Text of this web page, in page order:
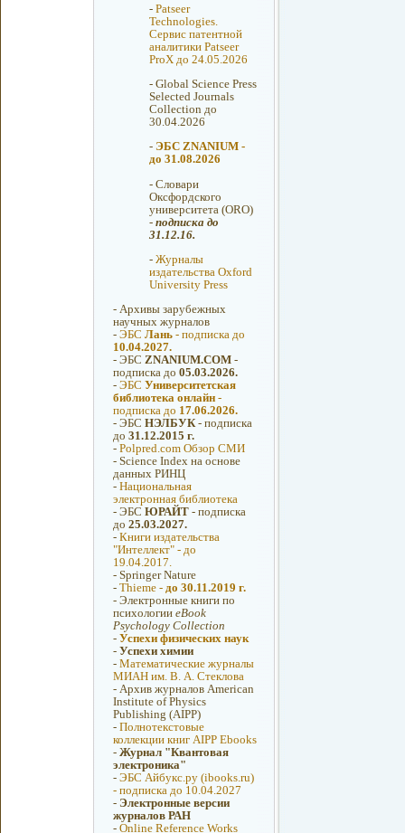
- Patseer
Technologies.
Сервис патентной
аналитики Patseer
ProX до 24.05.2026
- Global Science Press
Selected Journals
Collection до
30.04.2026
- ЭБС ZNANIUM -
до 31.08.2026
- Словари
Оксфордcкого
университета (ORO)
- подписка до
31.12.16.
- Журналы
издательства Oxford
University Press
- Архивы зарубежных
научных журналов
- ЭБС Лань- подписка до
10.04.2027.
- ЭБС ZNANIUM.COM-
подписка до 05.03.2026.
- ЭБС Университетская
библиотека онлайн-
подписка до 17.06.2026.
- ЭБС НЭЛБУК- подписка
до 31.12.2015 г.
- Polpred.com Обзор СМИ
- Science Index на основе
данных РИНЦ
- Национальная
электронная библиотека
- ЭБС ЮРАЙТ- подписка
до 25.03.2027.
- Книги издательства
"Интеллект" - до
19.04.2017.
- Springer Nature
- Thieme - до 30.11.2019 г.
- Электронные книги по
психологии eBook
Psychology Collection
- Успехи физических наук
- Успехи химии
- Математические журналы
МИАН им. В. А. Стеклова
- Архив журналов American
Institute of Physics
Publishing (AIPP)
- Полнотекстовые
коллекции книг AIPP Ebooks
- Журнал "Квантовая
электроника"
- ЭБС Айбукс.ру (ibooks.ru)
- подписка до 10.04.2027
- Электронные версии
журналов РАН
- Online Reference Works